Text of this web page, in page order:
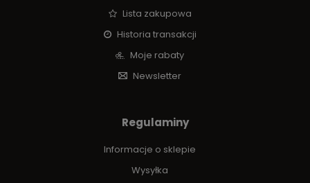
Lista zakupowa
Historia transakcji
Moje rabaty
Newsletter
Regulaminy
Informacje o sklepie
Wysyłka